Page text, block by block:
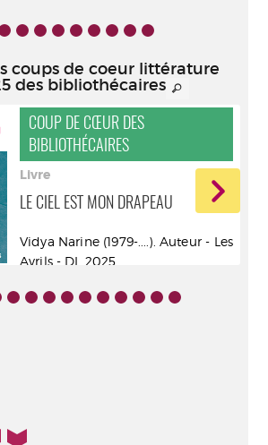
coups de coeur littérature
des bibliothécaires
COUP DE CŒUR DES
BIBLIOTHÉCAIRES
Livre
LE CIEL EST MON DRAPEAU
Vidya Narine (1979-....). Auteur - Les
Avrils - DL 2025